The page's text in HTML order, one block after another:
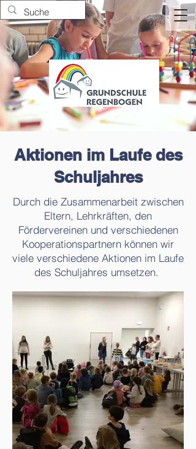
Aktionen im Laufe des
Schuljahres
Durch die Zusammenarbeit zwischen
Eltern, Lehrkräften, den
Fördervereinen und verschiedenen
Kooperationspartnern können wir
viele verschiedene Aktionen im Laufe
des Schuljahres umsetzen.